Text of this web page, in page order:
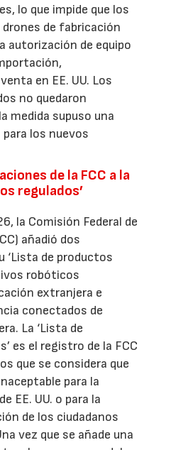
lo que impide que los
de fabricación
autorización de equipo
en EE. UU. Los
no quedaron
medida supuso una
los nuevos
de la FCC a la
regulados’
la Comisión Federal de
añadió dos
‘Lista de productos
robóticos
extranjera e
conectados de
La ‘Lista de
es el registro de la FCC
que se considera que
para la
EE. UU. o para la
de los ciudadanos
vez que se añade una